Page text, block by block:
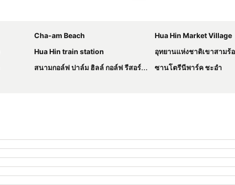
Cha-am Beach
Hua Hin Market Village
Hua Hin train station
อุทยานแห่งชาติเขาสามร้
สนามกอล์ฟ ปาล์ม ฮิลล์ กอล์ฟ รีสอร์ท แอนด์ คันทรีคลับ
ซานโตรีนีพาร์ค ชะอำ